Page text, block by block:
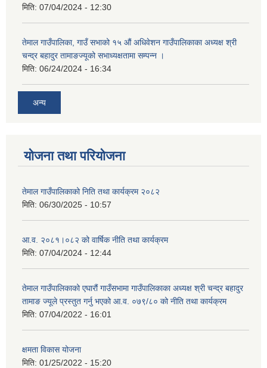
मिति: 07/04/2024 - 12:30
तेमाल गाउँपालिका, गाउँ सभाको १५ औं अधिवेशन गाउँपालिकाका अध्यक्ष श्री
चन्द्र बहादुर तामाङज्यूको सभाध्यक्षतामा सम्पन्न ।
मिति: 06/24/2024 - 16:34
अन्य
योजना तथा परियोजना
तेमाल गाउँपालिकाको निति तथा कार्यक्रम २०८२
मिति: 06/30/2025 - 10:57
आ.व. २०८१।०८२ को वार्षिक नीति तथा कार्यक्रम
मिति: 07/04/2024 - 12:44
तेमाल गाउँपालिकाको एघारौं गाउँसभामा गाउँपालिकाका अध्यक्ष श्री चन्द्र बहादुर
तामाङ ज्यूले प्रस्तुत गर्नु भएको आ.व. ०७९/८० को नीति तथा कार्यक्रम
मिति: 07/04/2022 - 16:01
क्षमता विकास योजना
मिति: 01/25/2022 - 15:20